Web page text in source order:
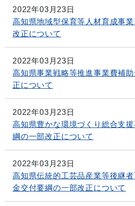
2022年03月23日
高知県地域型保育等人材育成事
改正について
2022年03月23日
高知県事業戦略等推進事業費補
正について
2022年03月23日
高知県豊かな環境づくり総合支
綱の一部改正について
2022年03月23日
高知県伝統的工芸品産業等後継
金交付要綱の一部改正について